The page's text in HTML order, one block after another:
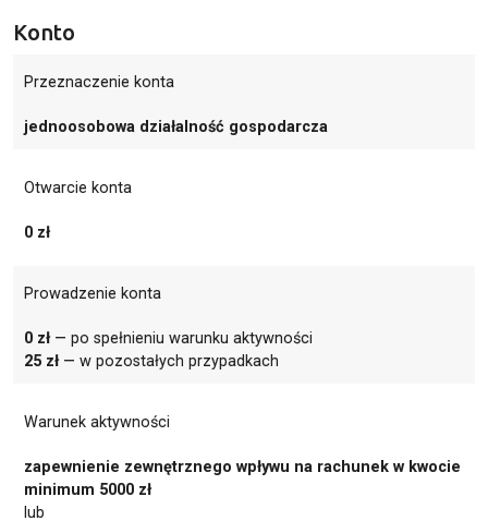
Konto
Przeznaczenie konta
jednoosobowa działalność gospodarcza
Otwarcie konta
0 zł
Prowadzenie konta
0 zł — po spełnieniu warunku aktywności
25 zł — w pozostałych przypadkach
Warunek aktywności
zapewnienie zewnętrznego wpływu na rachunek w kwocie
minimum 5000 zł
lub